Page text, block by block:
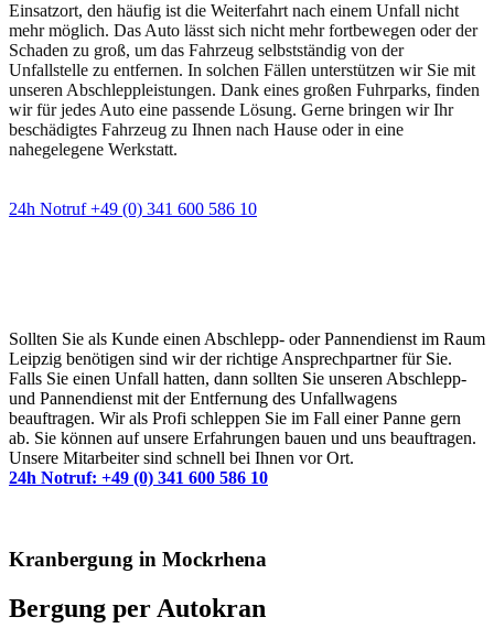
Einsatzort, den häufig ist die Weiterfahrt nach einem Unfall nicht
mehr möglich. Das Auto lässt sich nicht mehr fortbewegen oder der
Schaden zu groß, um das Fahrzeug selbstständig von der
Unfallstelle zu entfernen. In solchen Fällen unterstützen wir Sie mit
unseren Abschleppleistungen. Dank eines großen Fuhrparks, finden
wir für jedes Auto eine passende Lösung. Gerne bringen wir Ihr
beschädigtes Fahrzeug zu Ihnen nach Hause oder in eine
nahegelegene Werkstatt.
24h Notruf +49 (0) 341 600 586 10
Sollten Sie als Kunde einen Abschlepp- oder Pannendienst im Raum
Leipzig benötigen sind wir der richtige Ansprechpartner für Sie.
Falls Sie einen Unfall hatten, dann sollten Sie unseren Abschlepp-
und Pannendienst mit der Entfernung des Unfallwagens
beauftragen. Wir als Profi schleppen Sie im Fall einer Panne gern
ab. Sie können auf unsere Erfahrungen bauen und uns beauftragen.
Unsere Mitarbeiter sind schnell bei Ihnen vor Ort.
24h Notruf: +49 (0) 341 600 586 10
Kranbergung in Mockrhena
Bergung per Autokran